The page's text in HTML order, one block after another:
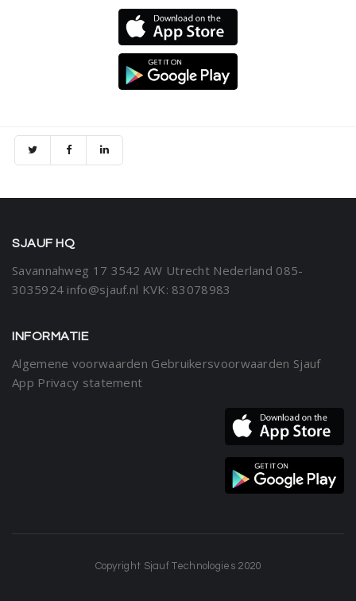
SJAUF HQ
Savannahweg 17 3542 AW Utrecht Nederland 085-
3035924 info@sjauf.nl KVK: 83078983
INFORMATIE
Algemene voorwaarden Gebruikersvoorwaarden Sjauf
App Privacy statement
Copyright Sjauf Technologies 2020